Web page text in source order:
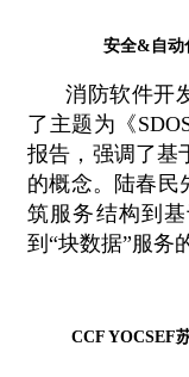
安全&自动
消防软件开
了主题为《
报告，强调了基
的概念。陆春民
筑服务结构到
到“块数据”服务
CCF YOCSEF